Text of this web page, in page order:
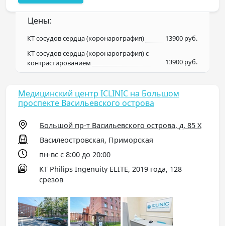
Цены:
КТ сосудов сердца (коронарография)
13900 руб.
КТ сосудов сердца (коронарография) с
контрастированием
13900 руб.
Медицинский центр ICLINIC на Большом
проспекте Васильевского острова
Большой пр-т Васильевского острова, д. 85 Х
Василеостровская, Приморская
пн-вс с 8:00 до 20:00
КТ Philips Ingenuity ELITE, 2019 года, 128
срезов